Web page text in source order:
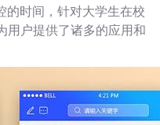
的时间，针对大学生在校
用户提供了诸多的应用和